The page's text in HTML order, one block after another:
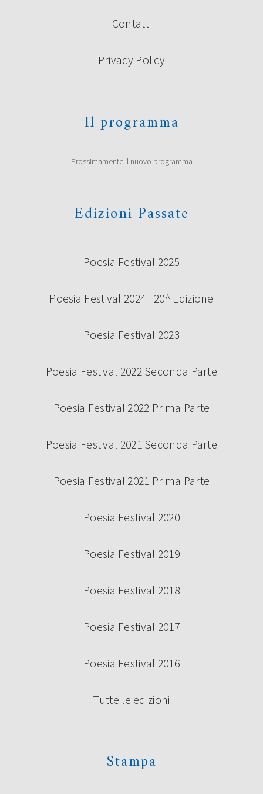
Contatti
Privacy Policy
Il programma
Prossimamente il nuovo programma
Edizioni Passate
Poesia Festival 2025
Poesia Festival 2024 | 20^ Edizione
Poesia Festival 2023
Poesia Festival 2022 Seconda Parte
Poesia Festival 2022 Prima Parte
Poesia Festival 2021 Seconda Parte
Poesia Festival 2021 Prima Parte
Poesia Festival 2020
Poesia Festival 2019
Poesia Festival 2018
Poesia Festival 2017
Poesia Festival 2016
Tutte le edizioni
Stampa